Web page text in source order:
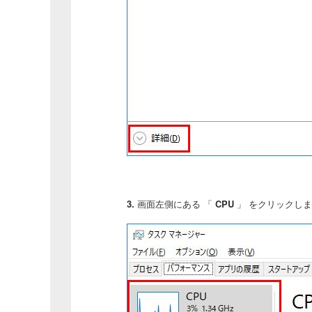
3. 画面左側にある 「 CPU 」 をクリックし